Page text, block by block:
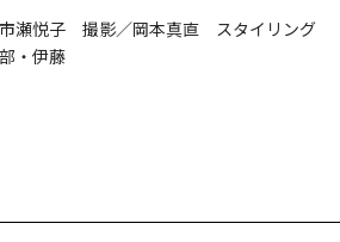
瀬悦子 撮影／岡本真直 スタイリング
・伊藤